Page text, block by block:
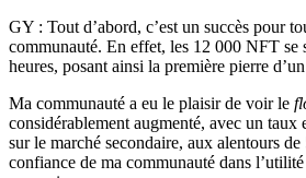
GY : Tout d’abord, c’est un succès pour
communauté. En effet, les 12 000 NFT se
heures, posant ainsi la première pierre
Ma communauté a eu le plaisir de voir le
considérablement augmenté, avec un
sur le marché secondaire, aux alentours
confiance de ma communauté dans